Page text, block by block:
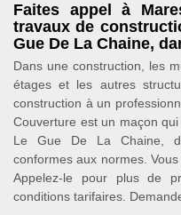
Faites appel à
travaux de
Gue De La Chaine,
Dans une construction, les
étages et les autres
construction à un
Couverture est un maçon
Le Gue De La Chaine,
conformes aux normes.
Appelez-le pour plus de
conditions tarifaires.